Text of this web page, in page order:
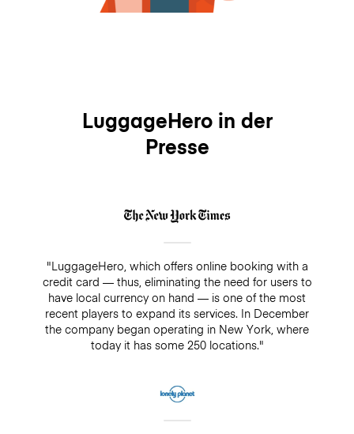
LuggageHero in der
Presse
"LuggageHero, which offers online booking with a
credit card — thus, eliminating the need for users to
have local currency on hand — is one of the most
recent players to expand its services. In December
the company began operating in New York, where
today it has some 250 locations."